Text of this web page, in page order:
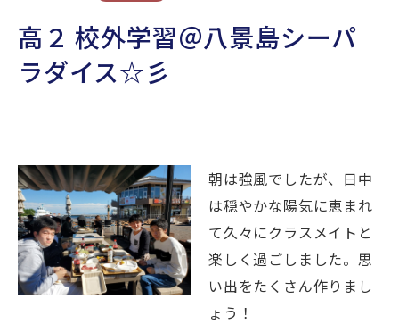
TOPICS
公式YouTube
高２ 校外学習＠八景島シーパ
ラダイス☆彡
朝は強風でしたが、日中
は穏やかな陽気に恵まれ
て久々にクラスメイトと
楽しく過ごしました。思
い出をたくさん作りまし
ょう！